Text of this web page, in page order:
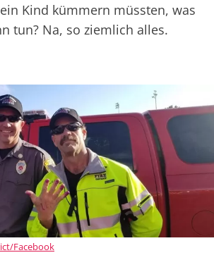
Kind kümmern müssten, was
tun? Na, so ziemlich alles.
Facebook